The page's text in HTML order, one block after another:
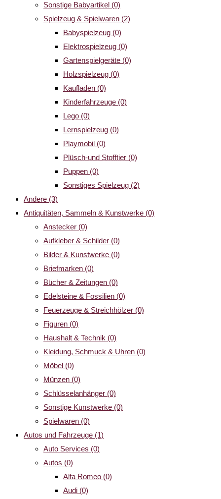
Sonstige Babyartikel (0)
Spielzeug & Spielwaren (2)
Babyspielzeug (0)
Elektrospielzeug (0)
Gartenspielgeräte (0)
Holzspielzeug (0)
Kaufladen (0)
Kinderfahrzeuge (0)
Lego (0)
Lernspielzeug (0)
Playmobil (0)
Plüsch-und Stofftier (0)
Puppen (0)
Sonstiges Spielzeug (2)
Andere (3)
Antiquitäten, Sammeln & Kunstwerke (0)
Anstecker (0)
Aufkleber & Schilder (0)
Bilder & Kunstwerke (0)
Briefmarken (0)
Bücher & Zeitungen (0)
Edelsteine & Fossilien (0)
Feuerzeuge & Streichhölzer (0)
Figuren (0)
Haushalt & Technik (0)
Kleidung, Schmuck & Uhren (0)
Möbel (0)
Münzen (0)
Schlüsselanhänger (0)
Sonstige Kunstwerke (0)
Spielwaren (0)
Autos und Fahrzeuge (1)
Auto Services (0)
Autos (0)
Alfa Romeo (0)
Audi (0)